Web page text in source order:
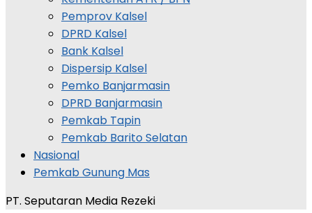
Pemprov Kalsel
DPRD Kalsel
Bank Kalsel
Dispersip Kalsel
Pemko Banjarmasin
DPRD Banjarmasin
Pemkab Tapin
Pemkab Barito Selatan
Nasional
Pemkab Gunung Mas
PT. Seputaran Media Rezeki